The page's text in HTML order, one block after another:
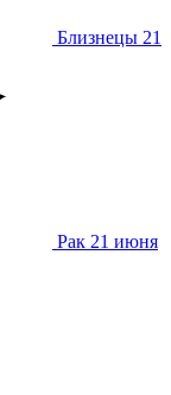
Близнецы 21
Рак 21 июня